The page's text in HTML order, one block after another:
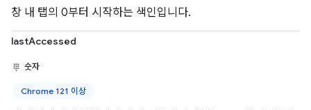
창 내 탭의 0부터 시작하는 색인입니다.
lastAccessed
숫자
Chrome 121 이상